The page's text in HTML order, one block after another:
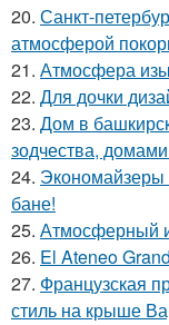
20. Санкт-
атмосферой
21. Атмосфера
22. Для дочки
23. Дом в
зодчества,
24. Экономайзеры
бане!
25. Атмосферный
26. El Ateneo
27. Французская
стиль на крыше